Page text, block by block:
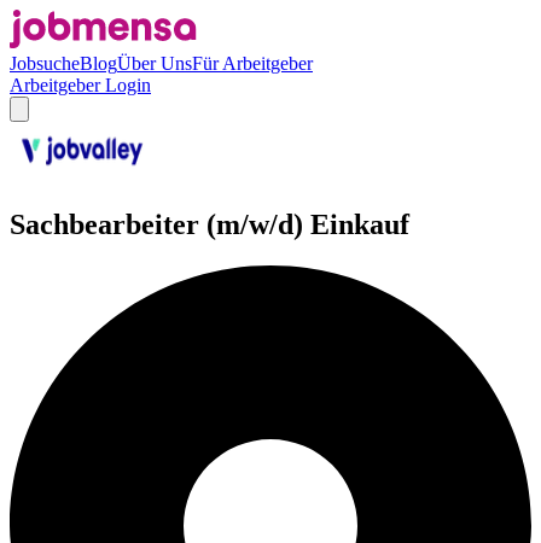
JobsucheBlogÜber UnsFür Arbeitgeber
Arbeitgeber Login
Sachbearbeiter (m/w/d) Einkauf